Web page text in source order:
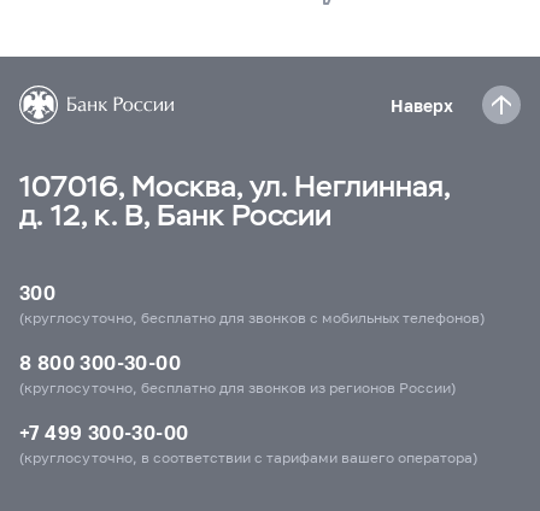
Наверх
107016, Москва, ул. Неглинная,
д. 12, к. В, Банк России
300
(круглосуточно, бесплатно для звонков с мобильных телефонов)
8 800 300-30-00
(круглосуточно, бесплатно для звонков из регионов России)
+7 499 300-30-00
(круглосуточно, в соответствии с тарифами вашего оператора)